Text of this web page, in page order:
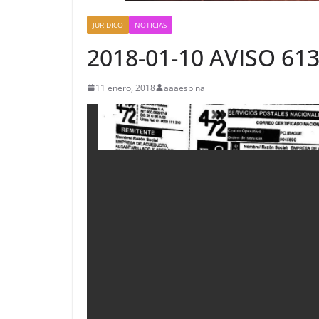
JURIDICO NOTICIAS
2018-01-10 AVISO
11 enero, 2018 aaaespinal